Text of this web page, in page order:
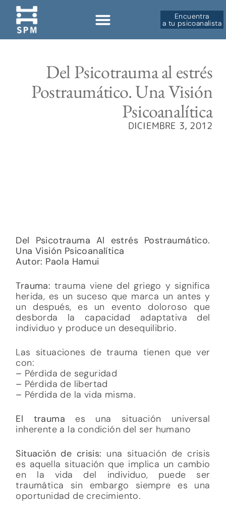
Encuentra
a tu psicoanalista
Del Psicotrauma al estrés
Postraumático. Una Visión
Psicoanalítica
DICIEMBRE 3, 2012
Del Psicotrauma Al estrés Postraumático.
Una Visión Psicoanalítica
Autor: Paola Hamui
Trauma: trauma viene del griego y significa
herida, es un suceso que marca un antes y
un después, es un evento doloroso que
desborda la capacidad adaptativa del
individuo y produce un desequilibrio.
Las situaciones de trauma tienen que ver
con:
– Pérdida de seguridad
– Pérdida de libertad
– Pérdida de la vida misma.
El trauma es una situación universal
inherente a la condición del ser humano
Situación de crisis: una situación de crisis
es aquella situación que implica un cambio
en la vida del individuo, puede ser
traumática sin embargo siempre es una
oportunidad de crecimiento.